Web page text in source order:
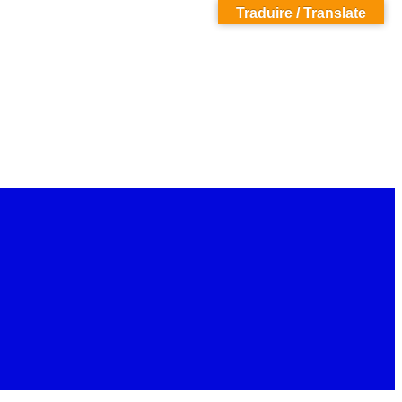
Traduire / Translate